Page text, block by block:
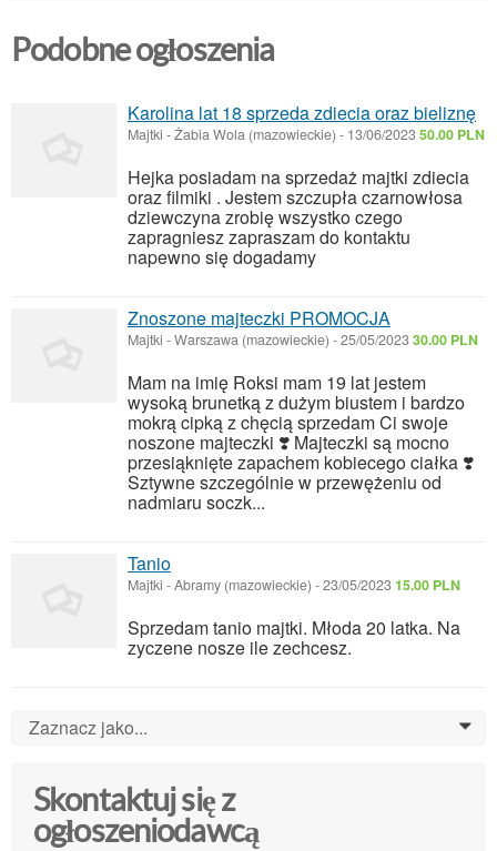
Podobne ogłoszenia
Karolina lat 18 sprzeda zdiecia oraz bieliznę
Majtki -Żabia Wola (mazowieckie) - 13/06/202350.00 PLN
Hejka posiadam na sprzedaż majtki zdiecia
oraz filmiki . Jestem szczupła czarnowłosa
dziewczyna zrobię wszystko czego
zapragniesz zapraszam do kontaktu
napewno się dogadamy
Znoszone majteczki PROMOCJA
Majtki -Warszawa (mazowieckie) -25/05/202330.00 PLN
Mam na imię Roksi mam 19 lat jestem
wysoką brunetką z dużym biustem i bardzo
mokrą cipką z chęcią sprzedam Ci swoje
noszone majteczki ❣️ Majteczki są mocno
przesiąknięte zapachem kobiecego ciałka ❣️
Sztywne szczególnie w przewężeniu od
nadmiaru soczk...
Tanio
Majtki -Abramy (mazowieckie) -23/05/202315.00 PLN
Sprzedam tanio majtki. Młoda 20 latka. Na
zyczene nosze ile zechcesz.
Zaznacz jako... 0
Skontaktuj się z
ogłoszeniodawcą